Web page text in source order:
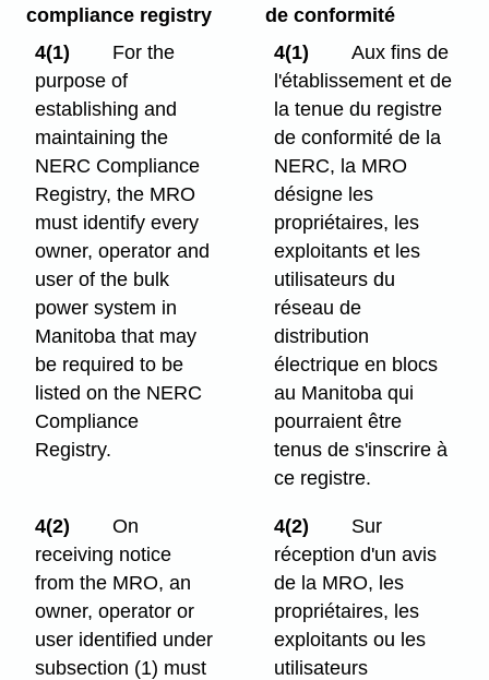
compliance registry
4(1)
For the
purpose of
establishing and
maintaining the
NERC Compliance
Registry, the MRO
must identify every
owner, operator and
user of the bulk
power system in
Manitoba that may
be required to be
listed on the NERC
Compliance
Registry.
de conformité
4(1)
Aux fins de
l'établissement et de
la tenue du registre
de conformité de la
NERC, la MRO
désigne les
propriétaires, les
exploitants et les
utilisateurs du
réseau de
distribution
électrique en blocs
au Manitoba qui
pourraient être
tenus de s'inscrire à
ce registre.
4(2)
On
receiving notice
from the MRO, an
owner, operator or
user identified under
subsection (1) must
4(2)
Sur
réception d'un avis
de la MRO, les
propriétaires, les
exploitants ou les
utilisateurs